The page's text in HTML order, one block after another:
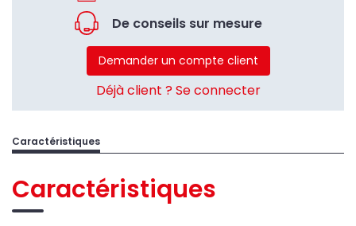
De conseils sur mesure
Demander un compte client
Déjà client ? Se connecter
Caractéristiques
Caractéristiques